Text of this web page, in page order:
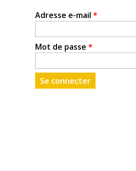
Adresse e-mail *
Mot de passe *